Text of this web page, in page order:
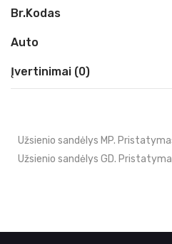
Br.kodas
Auto
Įvertinimai (0)
Užsienio sandėlys MP.
Užsienio sandėlys GD.